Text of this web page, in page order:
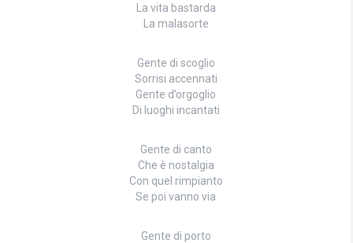
La vita bastarda
La malasorte
Gente di scoglio
Sorrisi accennati
Gente d’orgoglio
Di luoghi incantati
Gente di canto
Che è nostalgia
Con quel rimpianto
Se poi vanno via
Gente di porto